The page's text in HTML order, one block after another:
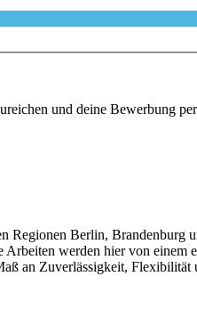
und deine Bewerbung
Regionen Berlin, Brandenburg
werden hier von einem
an Zuverlässigkeit, Flexibilität